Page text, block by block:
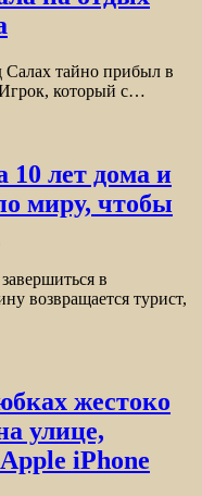
Салах тайно прибыл в
который с…
10 лет дома и
миру, чтобы
в
возвращается турист,
жестоко
улице,
iРhone